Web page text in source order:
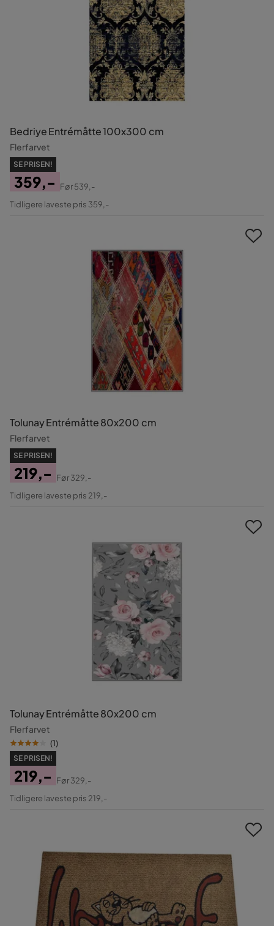
Bedriye Entrémåtte 100x300 cm
Flerfarvet
SE PRISEN!
Pris
359,-
Original
Før539,-
Tidligere laveste pris 359,-
Tolunay Entrémåtte 80x200 cm
Flerfarvet
SE PRISEN!
Pris
219,-
Original
Før329,-
Tidligere laveste pris 219,-
Tolunay Entrémåtte 80x200 cm
Flerfarvet
(1)
SE PRISEN!
Pris
219,-
Original
Før329,-
Tidligere laveste pris 219,-